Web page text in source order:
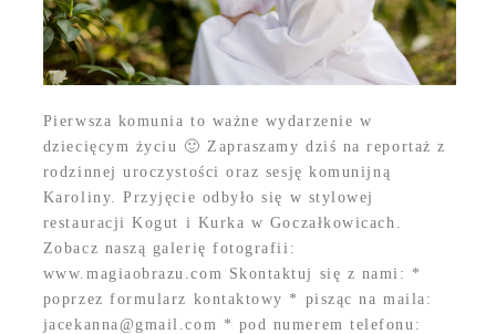
Pierwsza komunia to ważne wydarzenie w
dziecięcym życiu 🙂 Zapraszamy dziś na reportaż z
rodzinnej uroczystości oraz sesję komunijną
Karoliny. Przyjęcie odbyło się w stylowej
restauracji Kogut i Kurka w Goczałkowicach.
Zobacz naszą galerię fotografii:
www.magiaobrazu.com Skontaktuj się z nami: *
poprzez formularz kontaktowy * pisząc na maila:
jacekanna@gmail.com * pod numerem telefonu: